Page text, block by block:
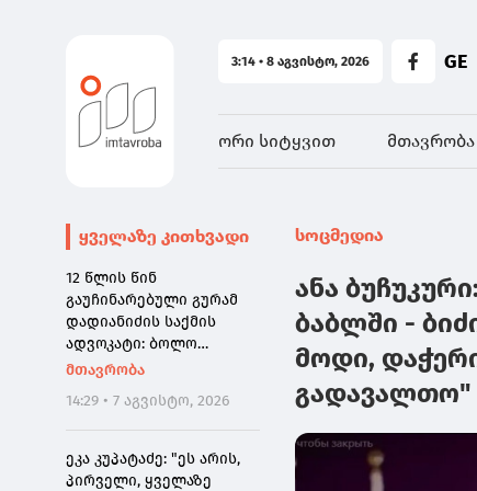
3:14 • 8 აგვისტო, 2026 GE
ორი სიტყვით მთავრობა
ყველაზე კითხვადი
12 წლის წინ
გაუჩინარებული გურამ
დადიანიძის საქმის
ადვოკატი: ბოლო
წამებზე ნამდვილად
"კახა, არ მიმატოვო,
გეხვეწები" - ვიდეოს
დადებას ვაპირებდით
ორშაბათისთვის. რადგან
მთავრობა
14:29 • 7 აგვისტო, 2026
ეკა კუპატაძე: "ეს არის,
პირველი, ყველაზე
სოცმედია
ანა
ბაბლში -
მოდი,
გადავალთო"